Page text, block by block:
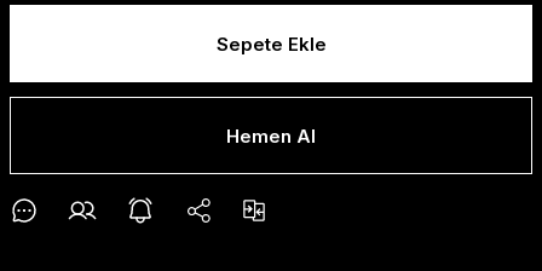
Sepete Ekle
Hemen Al